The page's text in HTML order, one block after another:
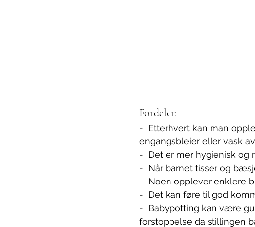
Fordeler:
-  Etterhvert kan man
engangsbleier eller vask
-  Det er mer hygienisk
-  Når barnet tisser og
-  Noen opplever enklere
-  Det kan føre til god
-  Babypotting kan være
forstoppelse da stillingen